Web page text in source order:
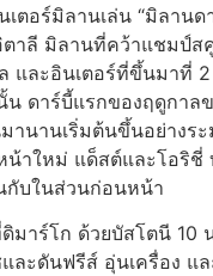
ตอร์มิลานเล่น “มิลานด
ตาลี มิลานที่คว้าแชมป์ส
และอินเตอร์ที่ขึ้นมาที่
น ดาร์บี้แรกของฤดูกาล
านานเริ่มต้นขึ้นอย่างร
น้าใหม่ แด็สต์และโอริชี่
กับในส่วนก่อนหน้า
มาร์โก ด้วยบัสโตนี 10
และดันฟรีส์ อุ่นเครื่อง แ